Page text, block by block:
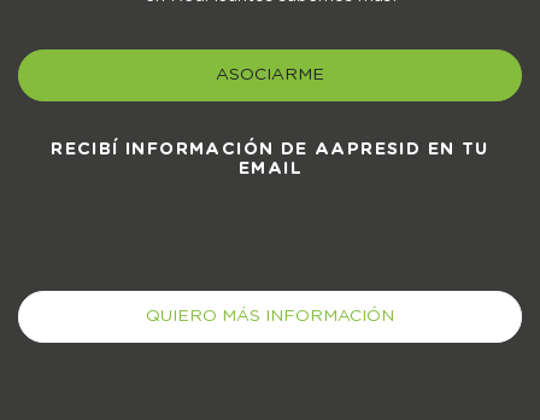
ASOCIARME
RECIBÍ INFORMACIÓN DE AAPRESID EN TU
EMAIL
QUIERO MÁS INFORMACIÓN